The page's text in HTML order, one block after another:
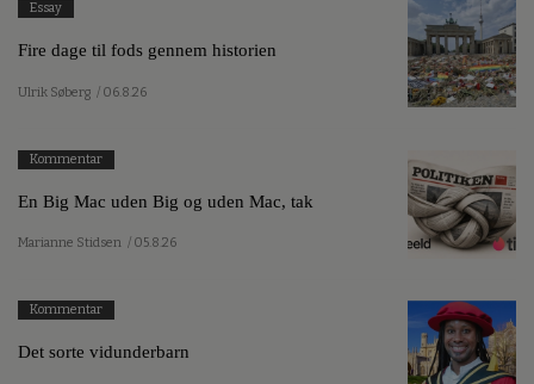
Essay
Fire dage til fods gennem historien
Ulrik Søberg / 06.8.26
Kommentar
En Big Mac uden Big og uden Mac, tak
Marianne Stidsen / 05.8.26
Kommentar
Det sorte vidunderbarn